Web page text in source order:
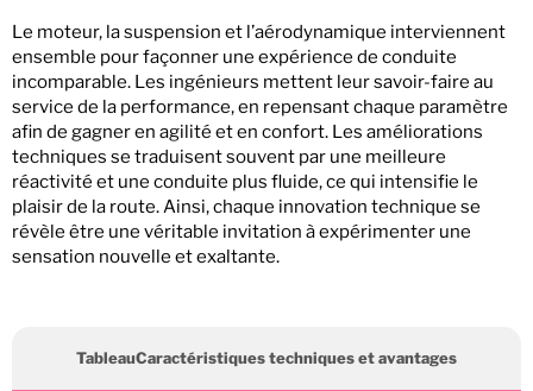
Le moteur, la suspension et l’aérodynamique interviennent
ensemble pour façonner une expérience de conduite
incomparable. Les ingénieurs mettent leur savoir-faire au
service de la performance, en repensant chaque paramètre
afin de gagner en agilité et en confort. Les améliorations
techniques se traduisent souvent par une meilleure
réactivité et une conduite plus fluide, ce qui intensifie le
plaisir de la route. Ainsi, chaque innovation technique se
révèle être une véritable invitation à expérimenter une
sensation nouvelle et exaltante.
TableauCaractéristiques techniques et avantages